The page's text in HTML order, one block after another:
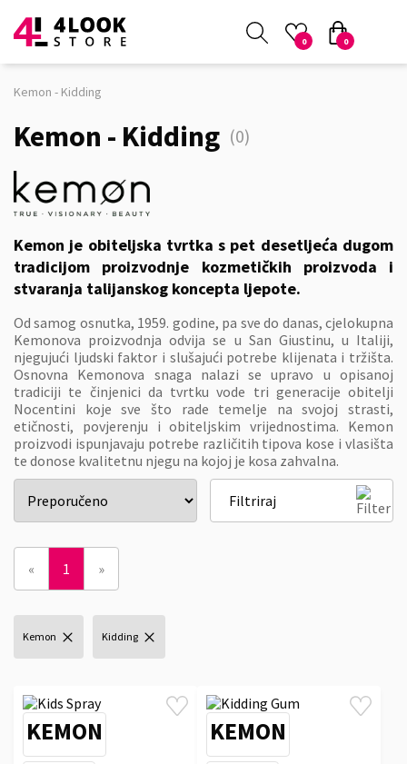
0 0
Kemon - Kidding
Kemon - Kidding (0)
Kemon je obiteljska tvrtka s pet desetljeća dugom
tradicijom proizvodnje kozmetičkih proizvoda i
stvaranja talijanskog koncepta ljepote.
Od samog osnutka, 1959. godine, pa sve do danas, cjelokupna
Kemonova proizvodnja odvija se u San Giustinu, u Italiji,
njegujući ljudski faktor i slušajući potrebe klijenata i tržišta.
Osnovna Kemonova snaga nalazi se upravo u opisanoj
tradiciji te činjenici da tvrtku vode tri generacije obitelji
Nocentini koje sve što rade temelje na svojoj strasti,
etičnosti, povjerenju i obiteljskim vrijednostima. Kemon
proizvodi ispunjavaju potrebe različitih tipova kose i vlasišta
te donose kvalitetnu njegu na kojoj je kosa zahvalna.
Filtriraj
« 1 »
Kemon Kidding
KEMON
KEMON